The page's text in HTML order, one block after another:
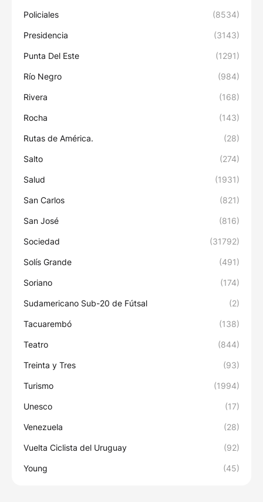
Policiales (8534)
Presidencia (3143)
Punta Del Este (1291)
Río Negro (984)
Rivera (168)
Rocha (143)
Rutas de América. (28)
Salto (274)
Salud (1931)
San Carlos (821)
San José (816)
Sociedad (31792)
Solís Grande (491)
Soriano (174)
Sudamericano Sub-20 de Fútsal (2)
Tacuarembó (138)
Teatro (844)
Treinta y Tres (93)
Turismo (1994)
Unesco (17)
Venezuela (28)
Vuelta Ciclista del Uruguay (92)
Young (45)